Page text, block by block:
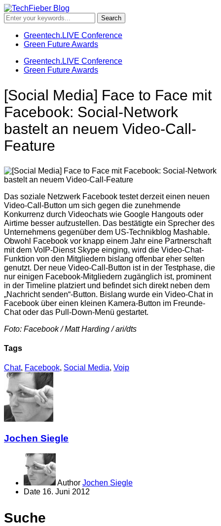
Greentech.LIVE Conference
Green Future Awards
Greentech.LIVE Conference
Green Future Awards
[Social Media] Face to Face mit
Facebook: Social-Network
bastelt an neuem Video-Call-
Feature
Das soziale Netzwerk Facebook testet derzeit einen neuen
Video-Call-Button um sich gegen die zunehmende
Konkurrenz durch Videochats wie Google Hangouts oder
Airtime besser aufzustellen. Das bestätigte ein Sprecher des
Unternehmens gegenüber dem US-Technikblog Mashable.
Obwohl Facebook vor knapp einem Jahr eine Partnerschaft
mit dem VoIP-Dienst Skype einging, wird die Video-Chat-
Funktion von den Mitgliedern bislang offenbar eher selten
genutzt. Der neue Video-Call-Button ist in der Testphase, die
nur einigen Facebook-Mitgliedern zugänglich ist, prominent
in der Timeline platziert und befindet sich direkt neben dem
„Nachricht senden“-Button. Bislang wurde ein Video-Chat in
Facebook über einen kleinen Kamera-Button im Freunde-
Chat oder das Pull-Down-Menü gestartet.
Foto: Facebook / Matt Harding / ari/dts
Tags
Chat, Facebook, Social Media, Voip
Jochen Siegle
Author Jochen Siegle
Date 16. Juni 2012
Suche